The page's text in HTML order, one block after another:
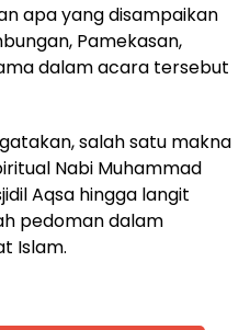
apa yang disampaikan
Pamekasan,
dalam acara tersebut
salah satu makna
Nabi Muhammad
Aqsa hingga langit
pedoman dalam
Islam.